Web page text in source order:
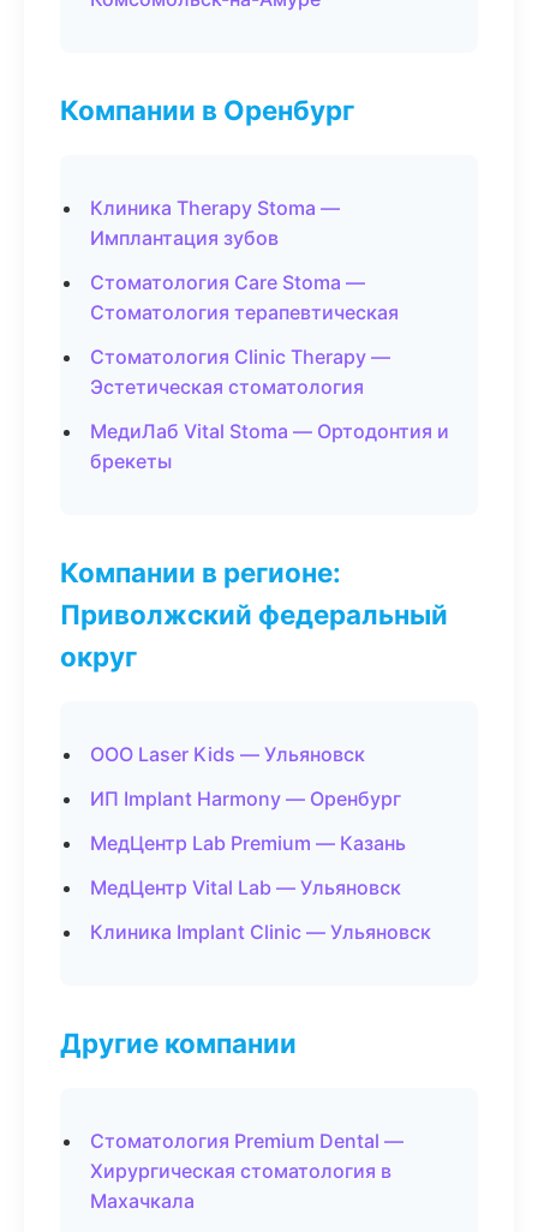
Компании в Оренбург
Клиника Therapy Stoma —
Имплантация зубов
Стоматология Care Stoma —
Стоматология терапевтическая
Стоматология Clinic Therapy —
Эстетическая стоматология
МедиЛаб Vital Stoma — Ортодонтия и
брекеты
Компании в регионе:
Приволжский федеральный
округ
ООО Laser Kids — Ульяновск
ИП Implant Harmony — Оренбург
МедЦентр Lab Premium — Казань
МедЦентр Vital Lab — Ульяновск
Клиника Implant Clinic — Ульяновск
Другие компании
Стоматология Premium Dental —
Хирургическая стоматология в
Махачкала